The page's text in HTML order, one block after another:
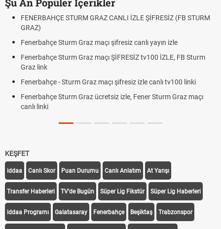
FENERBAHÇE STURM GRAZ CANLI İZLE ŞİFRESİZ (FB STURM
GRAZ)
Fenerbahçe Sturm Graz maçı şifresiz canlı yayın izle
Fenerbahçe Sturm Graz maçı ŞİFRESİZ tv100 İZLE, FB Sturm
Graz link
Fenerbahçe - Sturm Graz maçı şifresiz izle canlı tv100 linki
Fenerbahçe Sturm Graz ücretsiz izle, Fener Sturm Graz maçı
canlı linki
KEŞFET
iddaa Canlı Skor Puan Durumu Canlı Anlatım At Yarışı
Transfer Haberleri TV'de Bugün Süper Lig Fikstür Süper Lig Haberleri
iddaa Programı Galatasaray Fenerbahçe Beşiktaş Trabzonspor